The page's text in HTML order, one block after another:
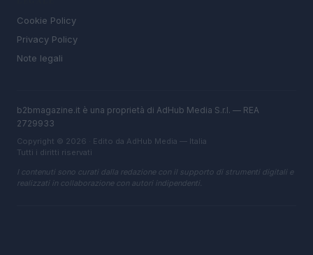
Cookie Policy
Privacy Policy
Note legali
b2bmagazine.it è una proprietà di AdHub Media S.r.l. — REA
2729933
Copyright © 2026 · Edito da AdHub Media — Italia
Tutti i diritti riservati
I contenuti sono curati dalla redazione con il supporto di strumenti digitali e
realizzati in collaborazione con autori indipendenti.